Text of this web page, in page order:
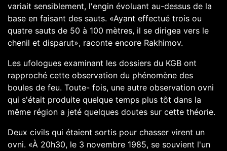
variait sensiblement, l'engin évoluant au-dessus de la
base en faisant des sauts. «Ayant effectué trois ou
quatre sauts de 50 à 100 mètres, il se dirigea vers le
chenil et disparut», raconte encore Rakhimov.
Les ufologues examinant les dossiers du KGB ont
rapproché cette observation du phénomène des
boules de feu. Toute- fois, une autre observation ovni
qui s'était produite quelque temps plus tôt dans la
même région a jeté quelques doutes sur cette théorie.
Deux civils qui étaient sortis pour chasser virent un
ovni. «À 20h30, le 3 novembre 1985, se souvient l'un